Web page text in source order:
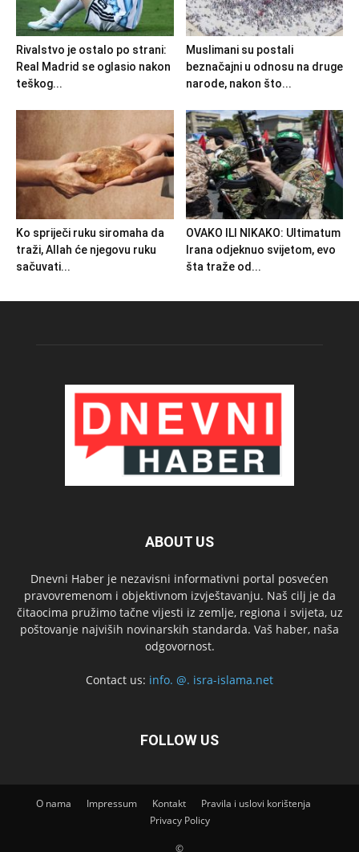
Rivalstvo je ostalo po strani:
Real Madrid se oglasio nakon
teškog...
Muslimani su postali
beznačajni u odnosu na druge
narode, nakon što...
Ko spriječi ruku siromaha da
traži, Allah će njegovu ruku
sačuvati...
OVAKO ILI NIKAKO: Ultimatum
Irana odjeknuo svijetom, evo
šta traže od...
ABOUT US
Dnevni Haber je nezavisni informativni portal posvećen
pravovremenom i objektivnom izvještavanju. Naš cilj je da
čitaocima pružimo tačne vijesti iz zemlje, regiona i svijeta, uz
poštovanje najviših novinarskih standarda. Vaš haber, naša
odgovornost.
Contact us: info. @. isra-islama.net
FOLLOW US
O nama Impressum Kontakt
Pravila i uslovi korištenja
Privacy Policy
©